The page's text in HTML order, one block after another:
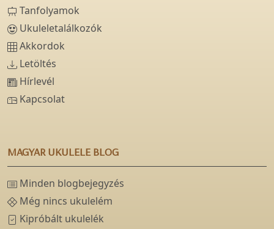
Tanfolyamok
Ukuleletalálkozók
Akkordok
Letöltés
Hírlevél
Kapcsolat
MAGYAR UKULELE BLOG
Minden blogbejegyzés
Még nincs ukulelém
Kipróbált ukulelék